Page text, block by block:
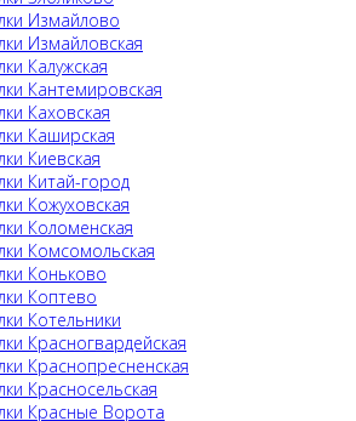
Измайлово
Измайловская
Калужская
Кантемировская
Каховская
Каширская
Киевская
Китай-город
Кожуховская
Коломенская
Комсомольская
Коньково
Коптево
Котельники
Красногвардейская
Краснопресненская
Красносельская
Красные Ворота